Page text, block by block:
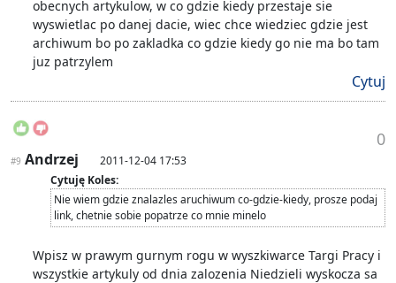
obecnych artykulow, w co gdzie kiedy przestaje sie
wyswietlac po danej dacie, wiec chce wiedziec gdzie jest
archiwum bo po zakladka co gdzie kiedy go nie ma bo tam
juz patrzylem
Cytuj
0
#9 Andrzej
2011-12-04 17:53
Cytuję Koles:
Nie wiem gdzie znalazles aruchiwum co-gdzie-kiedy, prosze podaj
link, chetnie sobie popatrze co mnie minelo
Wpisz w prawym gurnym rogu w wyszkiwarce Targi Pracy i
wszystkie artykuly od dnia zalozenia Niedzieli wyskocza sa